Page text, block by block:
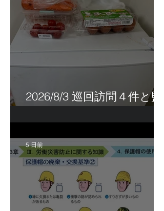
2026/8/3 巡回訪問４件と監
5 日前